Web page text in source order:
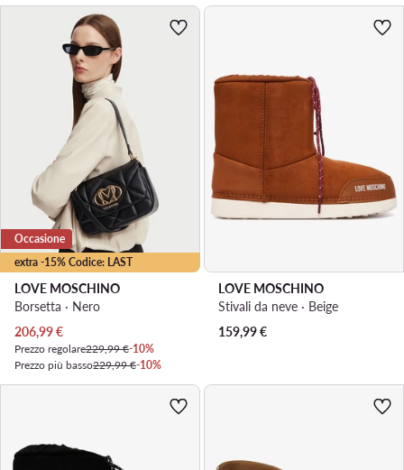
extra -15% Codice: LAST
Occasione
LOVE MOSCHINO
Borsetta · Nero
Prezzo attuale
206,99€
Prezzo regolare229,99 €-10%
Prezzo più basso229,99 €-10%
LOVE MOSCHINO
Stivali da neve · Beige
159,99€